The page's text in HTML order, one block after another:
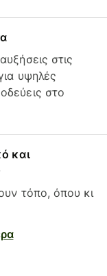
στις
υψηλές
στο
και
τόπο, όπου κι